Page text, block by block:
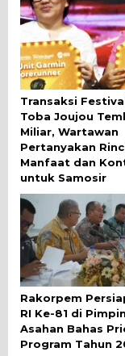
Transaksi
Toba Joujou
Miliar, Wartawan
Pertanyakan
Manfaat dan
untuk Samosir
Rakorpem
RI Ke-81 di
Asahan Bahas
Program Tahun